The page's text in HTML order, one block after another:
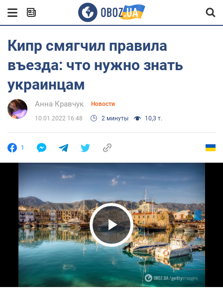
Кипр смягчил правила
въезда: что нужно знать
украинцам
Анна Кравчук Новости
10.01.2022 16:48 2 минуты 10,3 т.
1
Play Video